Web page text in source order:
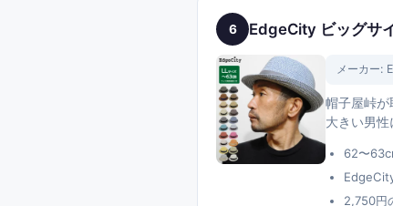
6 EdgeCity ビッグサ
メーカー:
帽子屋峠
大きい男
62〜
2,750円